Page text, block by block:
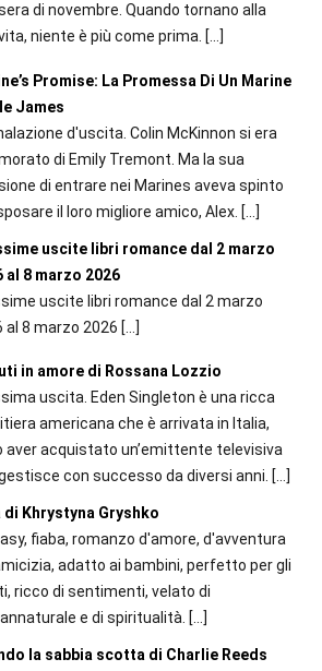
di novembre. Quando tornano alla
niente è più come prima. […]
Promise: La Promessa Di Un Marine
James
d'uscita. Colin McKinnon si era
di Emily Tremont. Ma la sua
di entrare nei Marines aveva spinto
il loro migliore amico, Alex. […]
uscite libri romance dal 2 marzo
al 8 marzo 2026
uscite libri romance dal 2 marzo
al 8 marzo 2026 […]
in amore di Rossana Lozzio
uscita. Eden Singleton è una ricca
americana che è arrivata in Italia,
aver acquistato un’emittente televisiva
con successo da diversi anni. […]
di Khrystyna Gryshko
fiaba, romanzo d'amore, d'avventura
adatto ai bambini, perfetto per gli
ricco di sentimenti, velato di
e di spiritualità. […]
la sabbia scotta di Charlie Reeds